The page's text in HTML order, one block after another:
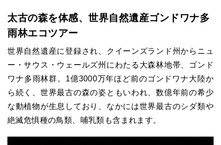
太古の森を体感、世界自然遺産ゴンドワナ多
雨林エコツアー
世界自然遺産に登録され、クイーンズランド州からニュ
ー・サウス・ウェールズ州にわたる大森林地帯、ゴンド
ワナ多雨林群。1億3000万年ほど前のゴンドワナ大陸か
ら続く、世界最古の森の姿ともいわれ、数億年前の希少
な動植物が生息しており、なかには世界最古のシダ類や
絶滅危惧種の鳥類、哺乳類も含まれます。